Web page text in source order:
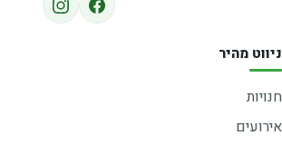
ניווט מהיר
חנויות
אירועים